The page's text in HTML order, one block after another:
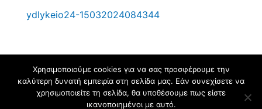
ydlykeio24-15032024084344
Φιλοξενείται στο https://blogs.sch.gr. Θέμα εμφάνισης Flat-sch.
Βασισμένο στοFlat
Χρησιμοποιούμε cookies για να σας προσφέρουμε την
καλύτερη δυνατή εμπειρία στη σελίδα μας. Εάν συνεχίσετε να
χρησιμοποιείτε τη σελίδα, θα υποθέσουμε πως είστε
ικανοποιημένοι με αυτό.